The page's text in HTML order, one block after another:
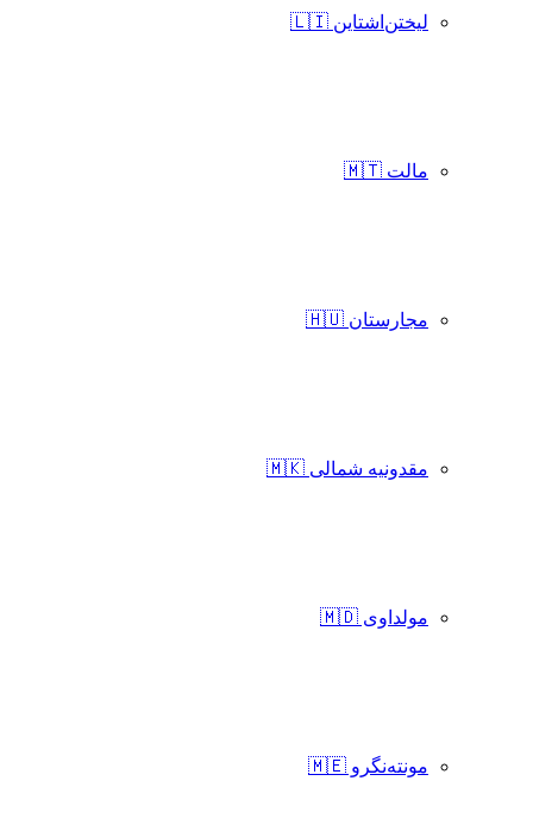
لیختن‌اشتاین 🇱🇮
مالت 🇲🇹
مجارستان 🇭🇺
مقدونیه شمالی 🇲🇰
مولداوی 🇲🇩
مونته‌نگرو 🇲🇪